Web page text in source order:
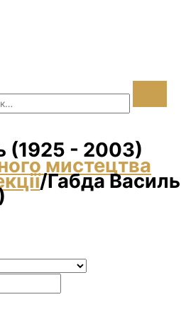
(1925 - 2003)
мистецтва
/Габда Василь